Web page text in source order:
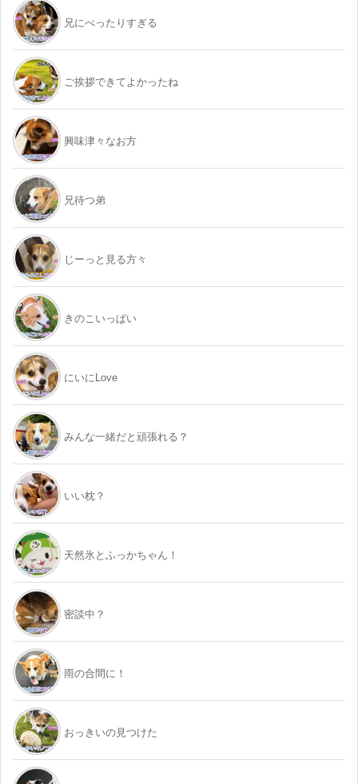
兄にべったりすぎる
ご挨拶できてよかったね
興味津々なお方
兄待つ弟
じーっと見る方々
きのこいっぱい
にいにLove
みんな一緒だと頑張れる？
いい枕？
天然氷とふっかちゃん！
密談中？
雨の合間に！
おっきいの見つけた